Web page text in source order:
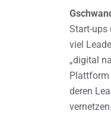
Start-ups
viel
„digital
Plattform
deren
vernetzen.